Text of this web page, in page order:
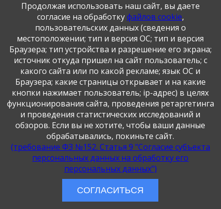
СУИЦИДАЛЬНОГО И АДДИКТИВНОГО
ПОВЕДЕНИЯ ОБУЧАЮЩИХСЯ
ДОПОЛНИТЕЛЬНОЕ ОБРАЗОВАНИЕ
ВНЕУРОЧНАЯ ДЕЯТЕЛЬНОСТЬ 2025-2026
Формирование здорового образа жизни населения,
профилактика и контроль неинфекционных
заболеваний
РАБОЧАЯ ПРОГРАММА ВОСПИТАНИЯ на
2022-2026 гг.
Методические рекомендации «УРОКИ
ДОБРОТЫ»
Родительское собрание «Профилактика суицидов
среди несовершеннолетних»
Памятка для потребителей Борьба с загрязнением
пластиковыми материалами 2021
Памятка для обучающихся Борьба с загрязнением
пластиковыми материалами 2021
Что такое «ТikТok». Особенности и проблемы
«ТikТok»
Школьный спортивный клуб
Буклет «Терроризм — угроза обществу»
Профилактика употребления некурительной
никотиносодержащей продукции
Продолжая использовать наш сайт, вы даете
согласие на обработкуфайлов cookie,
пользовательских данных (сведения о
местоположении; тип и версия ОС; тип и версия
Браузера; тип устройства и разрешение его экрана;
источник откуда пришел на сайт пользователь; с
какого сайта или по какой рекламе; язык ОС и
Браузера; какие страницы открывает и на какие
кнопки нажимает пользователь; ip-адрес) в целях
функционирования сайта, проведения ретаргетинга
и проведения статистических исследований и
обзоров. Если вы не хотите, чтобы ваши данные
обрабатывались, покиньте сайт.
(требование ФЗ №152. Статья 9 "Согласие субъекта
персональных данных на обработку его
персональных данных")
СОГЛАСИТЬСЯ